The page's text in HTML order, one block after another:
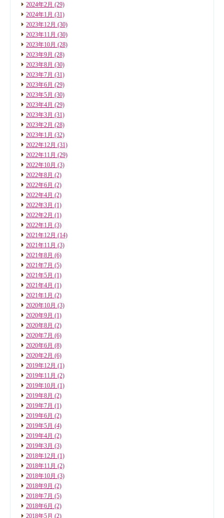
2024年2月 (29)
2024年1月 (31)
2023年12月 (30)
2023年11月 (30)
2023年10月 (28)
2023年9月 (28)
2023年8月 (30)
2023年7月 (31)
2023年6月 (29)
2023年5月 (30)
2023年4月 (29)
2023年3月 (31)
2023年2月 (28)
2023年1月 (32)
2022年12月 (31)
2022年11月 (29)
2022年10月 (3)
2022年8月 (2)
2022年6月 (2)
2022年4月 (2)
2022年3月 (1)
2022年2月 (1)
2022年1月 (3)
2021年12月 (14)
2021年11月 (3)
2021年8月 (6)
2021年7月 (5)
2021年5月 (1)
2021年4月 (1)
2021年1月 (2)
2020年10月 (3)
2020年9月 (1)
2020年8月 (2)
2020年7月 (6)
2020年6月 (8)
2020年2月 (6)
2019年12月 (1)
2019年11月 (2)
2019年10月 (1)
2019年8月 (2)
2019年7月 (1)
2019年6月 (2)
2019年5月 (4)
2019年4月 (2)
2019年3月 (3)
2018年12月 (1)
2018年11月 (2)
2018年10月 (3)
2018年9月 (2)
2018年7月 (5)
2018年6月 (2)
2018年5月 (2)